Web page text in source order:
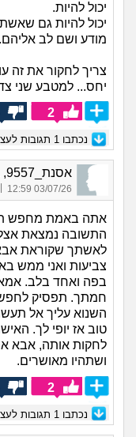
יכול להיות.
יכול להיות גם
מודע ושם לב
צריך לחקור את זה
יחס... למטבע שני
2
נכתבו 1 תגובות
אסנת_9557, בת 40, אורחת
03/07/26 12:59
אתה באמת מחפש
התשובה נמצאת
לאשתך שקוראת אבא
צביעות ואני ממש
בפה ואחד בלב. אמא
חמתך. תפסיק
השנוא עליך אל
טוב אז יופי לך.
לחקות אותה, אבא
ושתהיו מאושרים.
2
נכתבו 1 תגובות